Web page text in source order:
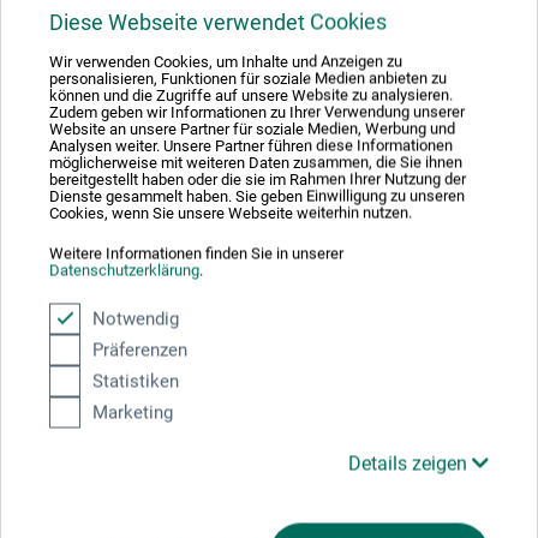
Diese Webseite verwendet Cookies
Wir verwenden Cookies, um Inhalte und Anzeigen zu
personalisieren, Funktionen für soziale Medien anbieten zu
können und die Zugriffe auf unsere Website zu analysieren.
Zudem geben wir Informationen zu Ihrer Verwendung unserer
Website an unsere Partner für soziale Medien, Werbung und
Analysen weiter. Unsere Partner führen diese Informationen
möglicherweise mit weiteren Daten zusammen, die Sie ihnen
bereitgestellt haben oder die sie im Rahmen Ihrer Nutzung der
Dienste gesammelt haben. Sie geben Einwilligung zu unseren
Cookies, wenn Sie unsere Webseite weiterhin nutzen.
Weitere Informationen finden Sie in unserer
Datenschutzerklärung.
Notwendig
Präferenzen
Statistiken
Marketing
Details zeigen
Der 28-seitige Mittelteil widmet sich mit Bildern und Texten
ausführlich dem vielseitigen Künstler Heinrich Vogeler.
Vogeler gehört zu den ersten Generationen der